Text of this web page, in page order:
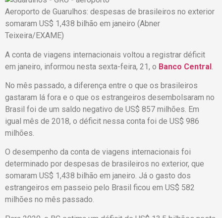
Aeroporto de Guarulhos: despesas de brasileiros no exterior
somaram US$ 1,438 bilhão em janeiro (Abner
Teixeira/EXAME)
A conta de viagens internacionais voltou a registrar déficit
em janeiro, informou nesta sexta-feira, 21, o Banco Central
No mês passado, a diferença entre o que os brasileiros
gastaram lá fora e o que os estrangeiros desembolsaram no
Brasil foi de um saldo negativo de US$ 857 milhões. Em
igual mês de 2018, o déficit nessa conta foi de US$ 986
milhões.
O desempenho da conta de viagens internacionais foi
determinado por despesas de brasileiros no exterior, que
somaram US$ 1,438 bilhão em janeiro. Já o gasto dos
estrangeiros em passeio pelo Brasil ficou em US$ 582
milhões no mês passado.